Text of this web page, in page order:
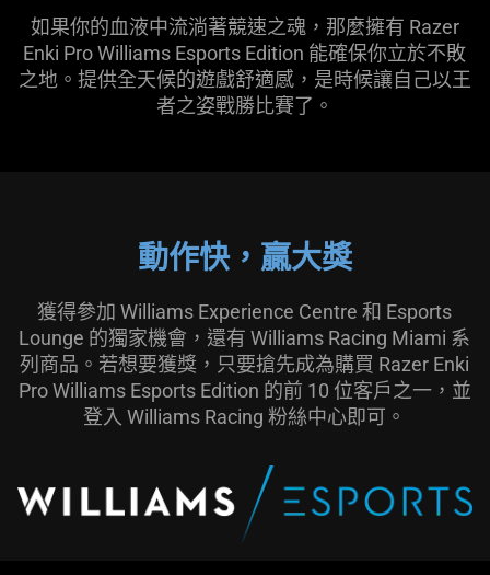
Enki
Pro
如果你的血液中流淌著競速之魂，那麼擁有 Razer
Enki Pro Williams Esports Edition 能確保你立於不敗
之地。提供全天候的遊戲舒適感，是時候讓自己以王
者之姿戰勝比賽了。
動作快，贏大獎
獲得參加 Williams Experience Centre 和 Esports
Lounge 的獨家機會，還有 Williams Racing Miami 系
列商品。若想要獲獎，只要搶先成為購買 Razer Enki
Pro Williams Esports Edition 的前 10 位客戶之一，並
登入 Williams Racing 粉絲中心即可。